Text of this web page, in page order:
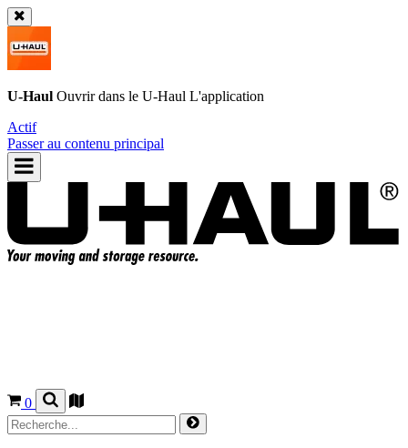
U-Haul Ouvrir dans le U-Haul L'application
Actif
Passer au contenu principal
0